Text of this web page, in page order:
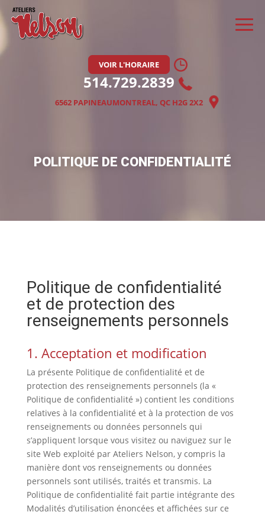
VOIR L'HORAIRE
514.729.2839
6562 PAPINEAUMONTREAL, QC H2G 2X2
POLITIQUE DE CONFIDENTIALITÉ
Politique de confidentialité
et de protection des
renseignements personnels
1. Acceptation et modification
La présente Politique de confidentialité et de
protection des renseignements personnels (la «
Politique de confidentialité ») contient les conditions
relatives à la confidentialité et à la protection de vos
renseignements ou données personnels qui
s’appliquent lorsque vous visitez ou naviguez sur le
site Web exploité par Ateliers Nelson, y compris la
manière dont vos renseignements ou données
personnels sont utilisés, traités et transmis. La
Politique de confidentialité fait partie intégrante des
Modalités d’utilisation énoncées et affichées sur ce